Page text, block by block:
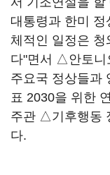
대통령과 한미
체적인 일정은 청
다"면서 △안토니
주요국 정상들과
표 2030을 위한
주관 △기후행동
다.